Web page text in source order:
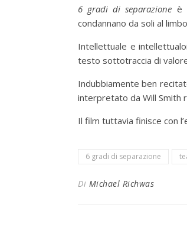
6 gradi di separazione è
condannano da soli al
Intellettuale e
testo sottotraccia di
Indubbiamente ben
interpretato da Will Smith
Il film tuttavia finisce con
6 gradi di separazione
Di Michael Richwas